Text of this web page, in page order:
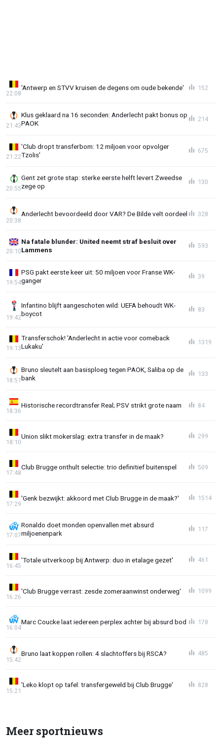
'Antwerp en STVV kruisen de degens om oude bekende'
22:08
152
Klus geklaard na 16 seconden: Anderlecht pakt bonus op
PAOK
21:43
214
'Club dropt transferbom: 12 miljoen voor opvolger
Tzolis'
21:22
675
Gent zet grote stap: sterke eerste helft levert Zweedse
zege op
20:55
130
Anderlecht bevoordeeld door VAR? De Bilde velt oordeel
20:38
328
Na fatale blunder: United neemt straf besluit over
Lammens
20:10
593
PSG pakt eerste keer uit: 50 miljoen voor Franse WK-
ganger
19:54
39
Infantino blijft aangeschoten wild: UEFA behoudt WK-
boycot
19:42
83
Transferschok! 'Anderlecht in actie voor comeback
Lukaku'
19:13
1319
Bruno sleutelt aan basisploeg tegen PAOK, Saliba op de
bank
18:51
133
Historische recordtransfer Real; PSV strikt grote naam
18:36
84
Union slikt mokerslag: extra transfer in de maak?
18:10
299
Club Brugge onthult selectie: trio definitief buitenspel
17:48
509
'Genk bezwijkt: akkoord met Club Brugge in de maak?'
17:29
1514
Ronaldo doet monden openvallen met absurd
miljoenenpark
17:07
117
'Totale uitverkoop bij Antwerp: duo in etalage gezet'
16:45
461
'Club Brugge verrast: zesde zomeraanwinst onderweg'
16:26
1099
Marc Coucke laat iedereen perplex achter bij absurd bod
16:04
178
Bruno laat koppen rollen: 4 slachtoffers bij RSCA?
15:42
485
'Leko klopt op tafel: transfergeweld bij Club Brugge'
15:21
828
Meer sportnieuws